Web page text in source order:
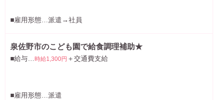
■雇用形態…派遣→社員
泉佐野市のこども園で給食調理補助★
■給与… 時給1,300円 ＋交通費支給
■雇用形態…派遣